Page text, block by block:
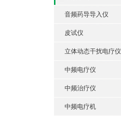
音频药导导入仪
皮试仪
立体动态干扰电疗仪
中频电疗仪
中频治疗仪
中频电疗机